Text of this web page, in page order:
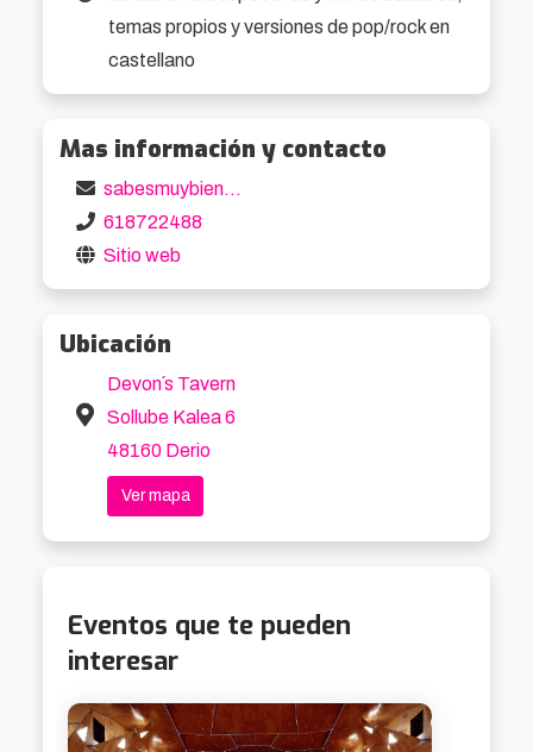
temas propios y versiones de pop/rock en
castellano
Mas información y contacto
sabesmuybien@gmail.com
618722488
Sitio web
Ubicación
Devon´s Tavern
Sollube Kalea 6
48160 Derio
Ver mapa
Eventos que te pueden
interesar